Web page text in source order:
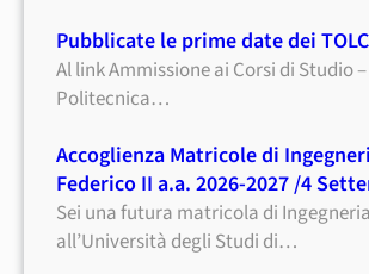
Pubblicate le prime date dei
Al link Ammissione ai Corsi di Studio
Politecnica…
Accoglienza Matricole di
Federico II a.a. 2026-2027 /4
Sei una futura matricola di Ingegneria
all’Università degli Studi di…